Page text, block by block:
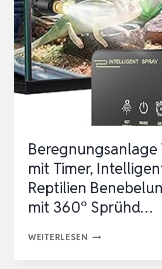
FÜR
CHAMELEONS,
REGENWALD
S…
Beregnungsanlage
mit Timer,
Reptilien
mit 360° Sprühd…
WEITERLESEN